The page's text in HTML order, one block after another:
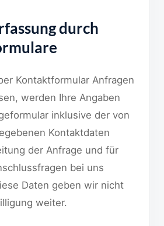
durch
Kontaktformular Anfragen
werden Ihre Angaben
inklusive der von
Kontaktdaten
der Anfrage und für
bei uns
Daten geben wir nicht
weiter.